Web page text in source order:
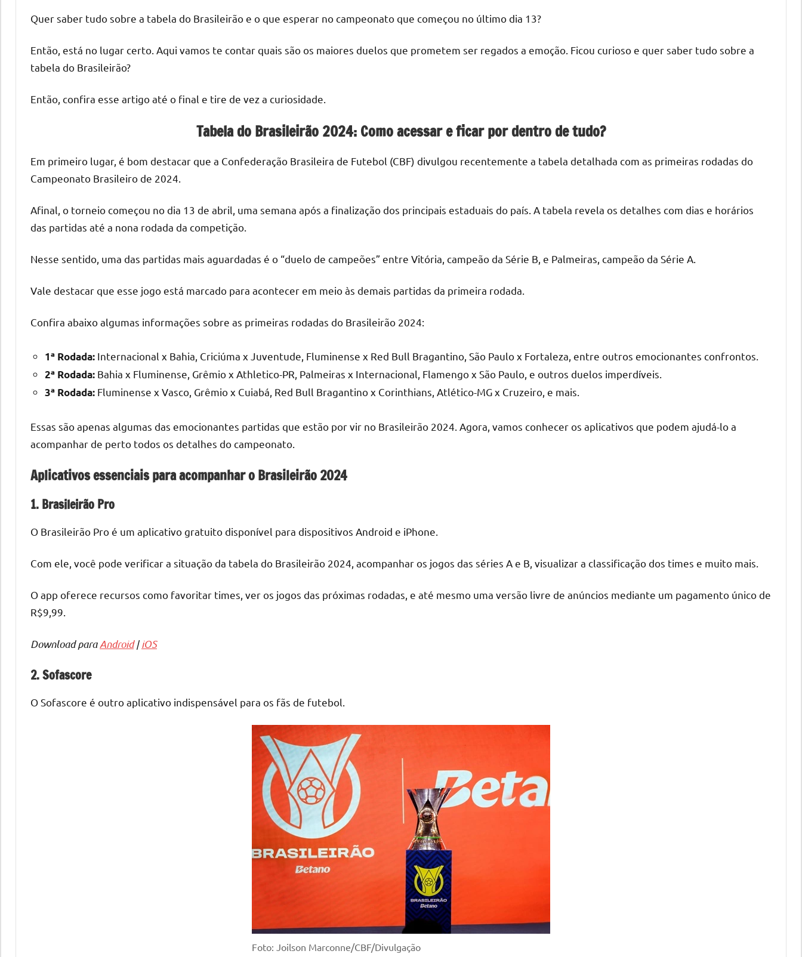
Quer saber tudo sobre a tabela do Brasileirão e o que esperar no campeonato que começou no último dia 13?
Então, está no lugar certo. Aqui vamos te contar quais são os maiores duelos que prometem ser regados a emoção. Ficou curioso e quer saber tudo sobre a
tabela do Brasileirão?
Então, confira esse artigo até o final e tire de vez a curiosidade.
Tabela do Brasileirão 2024: Como acessar e ficar por dentro de tudo?
Em primeiro lugar, é bom destacar que a Confederação Brasileira de Futebol (CBF) divulgou recentemente a tabela detalhada com as primeiras rodadas do
Campeonato Brasileiro de 2024.
Afinal, o torneio começou no dia 13 de abril, uma semana após a finalização dos principais estaduais do país. A tabela revela os detalhes com dias e horários
das partidas até a nona rodada da competição.
Nesse sentido, uma das partidas mais aguardadas é o “duelo de campeões” entre Vitória, campeão da Série B, e Palmeiras, campeão da Série A.
Vale destacar que esse jogo está marcado para acontecer em meio às demais partidas da primeira rodada.
Confira abaixo algumas informações sobre as primeiras rodadas do Brasileirão 2024:
1ª Rodada: Internacional x Bahia, Criciúma x Juventude, Fluminense x Red Bull Bragantino, São Paulo x Fortaleza, entre outros emocionantes confrontos.
2ª Rodada: Bahia x Fluminense, Grêmio x Athletico-PR, Palmeiras x Internacional, Flamengo x São Paulo, e outros duelos imperdíveis.
3ª Rodada: Fluminense x Vasco, Grêmio x Cuiabá, Red Bull Bragantino x Corinthians, Atlético-MG x Cruzeiro, e mais.
Essas são apenas algumas das emocionantes partidas que estão por vir no Brasileirão 2024. Agora, vamos conhecer os aplicativos que podem ajudá-lo a
acompanhar de perto todos os detalhes do campeonato.
Aplicativos essenciais para acompanhar o Brasileirão 2024
1. Brasileirão Pro
O Brasileirão Pro é um aplicativo gratuito disponível para dispositivos Android e iPhone.
Com ele, você pode verificar a situação da tabela do Brasileirão 2024, acompanhar os jogos das séries A e B, visualizar a classificação dos times e muito mais.
O app oferece recursos como favoritar times, ver os jogos das próximas rodadas, e até mesmo uma versão livre de anúncios mediante um pagamento único de
R$9,99.
Download paraAndroid|iOS
2. Sofascore
O Sofascore é outro aplicativo indispensável para os fãs de futebol.
Foto: Joilson Marconne/CBF/Divulgação